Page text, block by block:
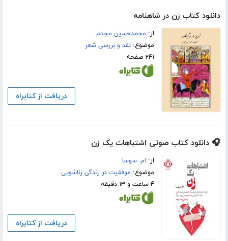
دانلود کتاب زن در شاهنامه
از: محمدحسین مجدم
موضوع:نقد و بررسی شعر
۲۴۱ صفحه
دریافت از کتابراه
🎧 دانلود کتاب صوتی اشتباهات یک زن
از: ام. سوسا
موضوع: موفقیت در زندگی زناشویی
۴ ساعت و ۱۳ دقیقه
دریافت از کتابراه